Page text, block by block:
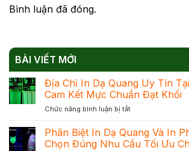
Bình luận đã đóng.
BÀI VIẾT MỚI
Địa Chỉ In Dạ Quang Uy Tín
Cam Kết Mực Chuẩn Đạt Khối
Chức năng bình luận bị tắtở
In
Dạ
Phân Biệt In Dạ Quang Và In
Chọn Đúng Nhu Cầu Tối Ưu